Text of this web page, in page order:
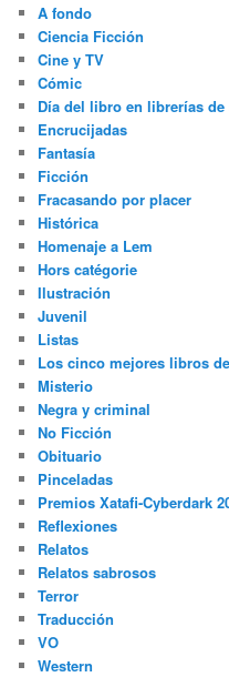
A fondo
Ciencia Ficción
Cine y TV
Cómic
Día del libro en librerías
Encrucijadas
Fantasía
Ficción
Fracasando por placer
Histórica
Homenaje a Lem
Hors catégorie
Ilustración
Juvenil
Listas
Los cinco mejores libros
Misterio
Negra y criminal
No Ficción
Obituario
Pinceladas
Premios Xatafi-Cyberdark
Reflexiones
Relatos
Relatos sabrosos
Terror
Traducción
VO
Western